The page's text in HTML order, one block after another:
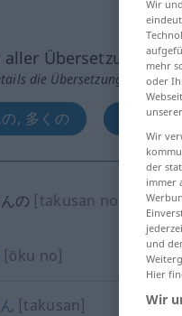
aller Übersetzungen
die Übersetzung
, 多くの たくさん
の [takusan no]
[ōku no]
[takusan]
Wir
mehr
oder
Wir
der
immer
und
Hier
Wir